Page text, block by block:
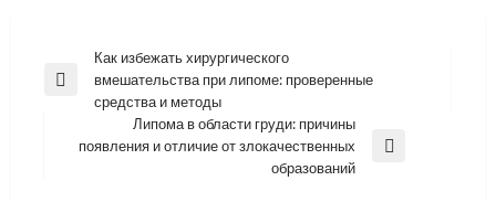
Навигация
по
Previous
Как избежать хирургического
вмешательства при липоме: проверенные
средства и методы
Next
Липома в области груди: причины
появления и отличие от злокачественных
образований